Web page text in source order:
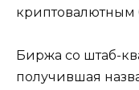
криптовалютным
Биржа со штаб-
получившая